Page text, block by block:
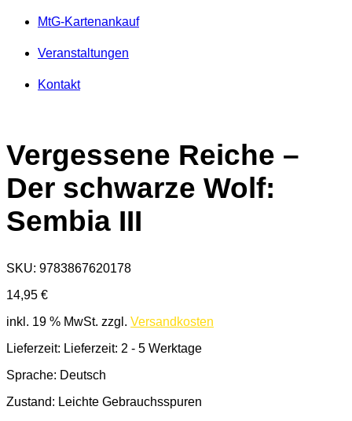
MtG-Kartenankauf
Veranstaltungen
Kontakt
Vergessene Reiche –
Der schwarze Wolf:
Sembia III
SKU: 9783867620178
14,95 €
inkl. 19 % MwSt. zzgl. Versandkosten
Lieferzeit: Lieferzeit: 2 - 5 Werktage
Sprache: Deutsch
Zustand: Leichte Gebrauchsspuren